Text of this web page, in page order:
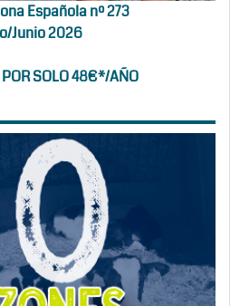
Española nº 273
Junio 2026
POR SOLO 48€*/AÑO